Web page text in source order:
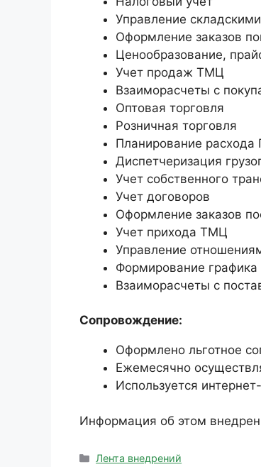
Управление
Оформление заказов
Ценообразование,
Учет продаж ТМЦ
Взаиморасчеты с
Оптовая торговля
Розничная торговля
Планирование расхода
Диспетчеризация
Учет собственного
Учет договоров
Оформление заказов
Учет прихода ТМЦ
Управление
Формирование
Взаиморасчеты с
Сопровождение:
Оформлено льготное
Ежемесячно
Используется
Информация об этом
Рубрики
Лента внедрений